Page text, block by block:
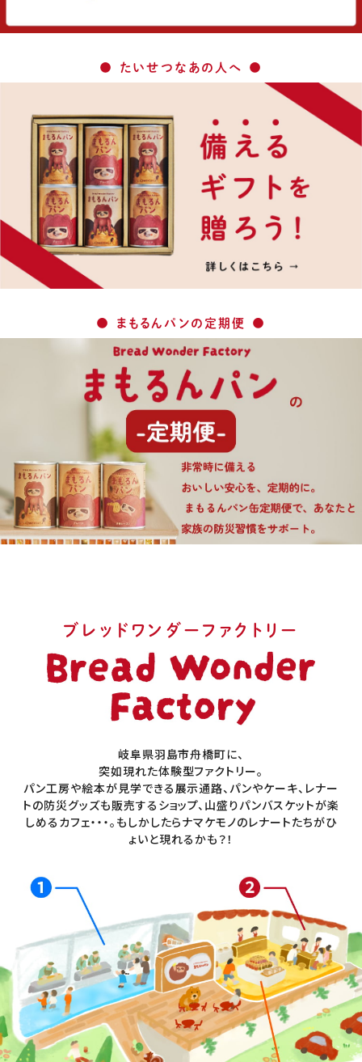
たいせつなあの人へ
まもるんパンの定期便
ブレッドワンダーファクトリー
岐阜県羽島市舟橋町に、
突如現れた体験型ファクトリー。
パン工房や絵本が見学できる展示通路、パンやケーキ、レナー
トの防災グッズも販売する ショップ、山盛りパンバスケットが楽
しめるカフェ・・・。もしかしたらナマケモノのレナートたちがひ
ょいと現れるかも？！